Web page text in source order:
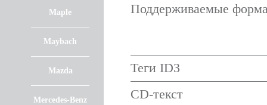
Maple
Maybach
Mazda
Mercedes-Benz
Поддерживаемые
Теги ID3
CD-текст